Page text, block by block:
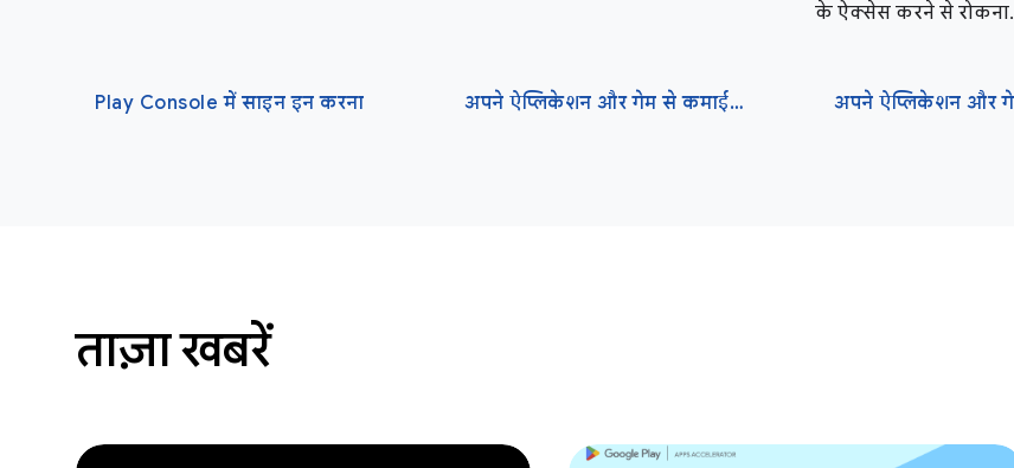
Play Console में साइन इन करना अपने ऐप्लिकेशन और गेम से कमाई करना
के ऐक्सेस करने से रोकना.
ताज़ा खबरें